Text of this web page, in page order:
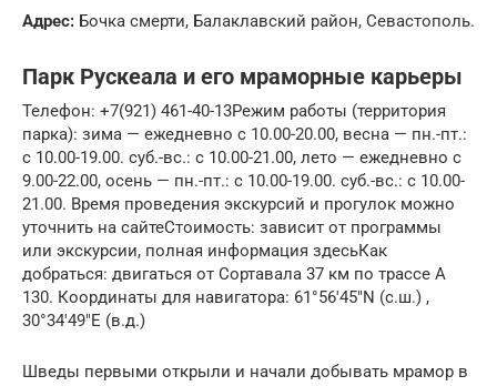
Адрес: Бочка смерти, Балаклавский район, Севастополь.
Парк Рускеала и его мраморные карьеры
Телефон: +7(921) 461-40-13Режим работы (территория
парка): зима — ежедневно с 10.00-20.00, весна — пн.-пт.:
с 10.00-19.00. суб.-вс.: с 10.00-21.00, лето — ежедневно с
9.00-22.00, осень — пн.-пт.: с 10.00-19.00. суб.-вс.: с 10.00-
21.00. Время проведения экскурсий и прогулок можно
уточнить на сайтеСтоимость: зависит от программы
или экскурсии, полная информация здесьКак
добраться: двигаться от Сортавала 37 км по трассе А
130. Координаты для навигатора: 61°56′45″N (с.ш.) ,
30°34′49″E (в.д.)
Шведы первыми открыли и начали добывать мрамор в